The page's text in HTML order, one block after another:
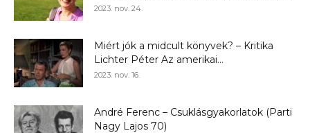
2023. nov. 24.
Miért jók a midcult könyvek? – Kritika
Lichter Péter Az amerikai...
2023. nov. 16.
André Ferenc – Csuklásgyakorlatok (Parti
Nagy Lajos 70)